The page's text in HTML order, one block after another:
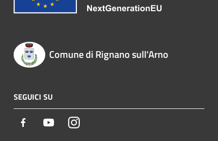
Comune di Rignano sull'Arno
SEGUICI SU
Facebook YoutubeInstagram